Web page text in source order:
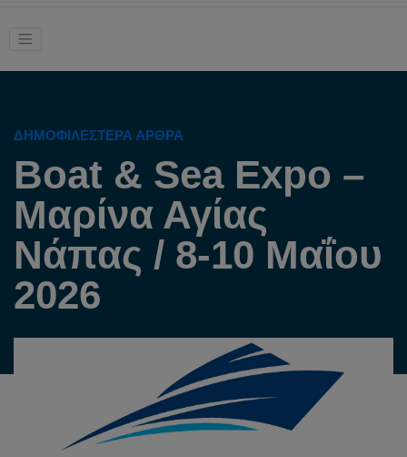
ΔΗΜΟΦΙΛΈΣΤΕΡΑ ΆΡΘΡΑ
Boat & Sea Expo –
Μαρίνα Αγίας
Νάπας / 8-10 Μαΐου
2026